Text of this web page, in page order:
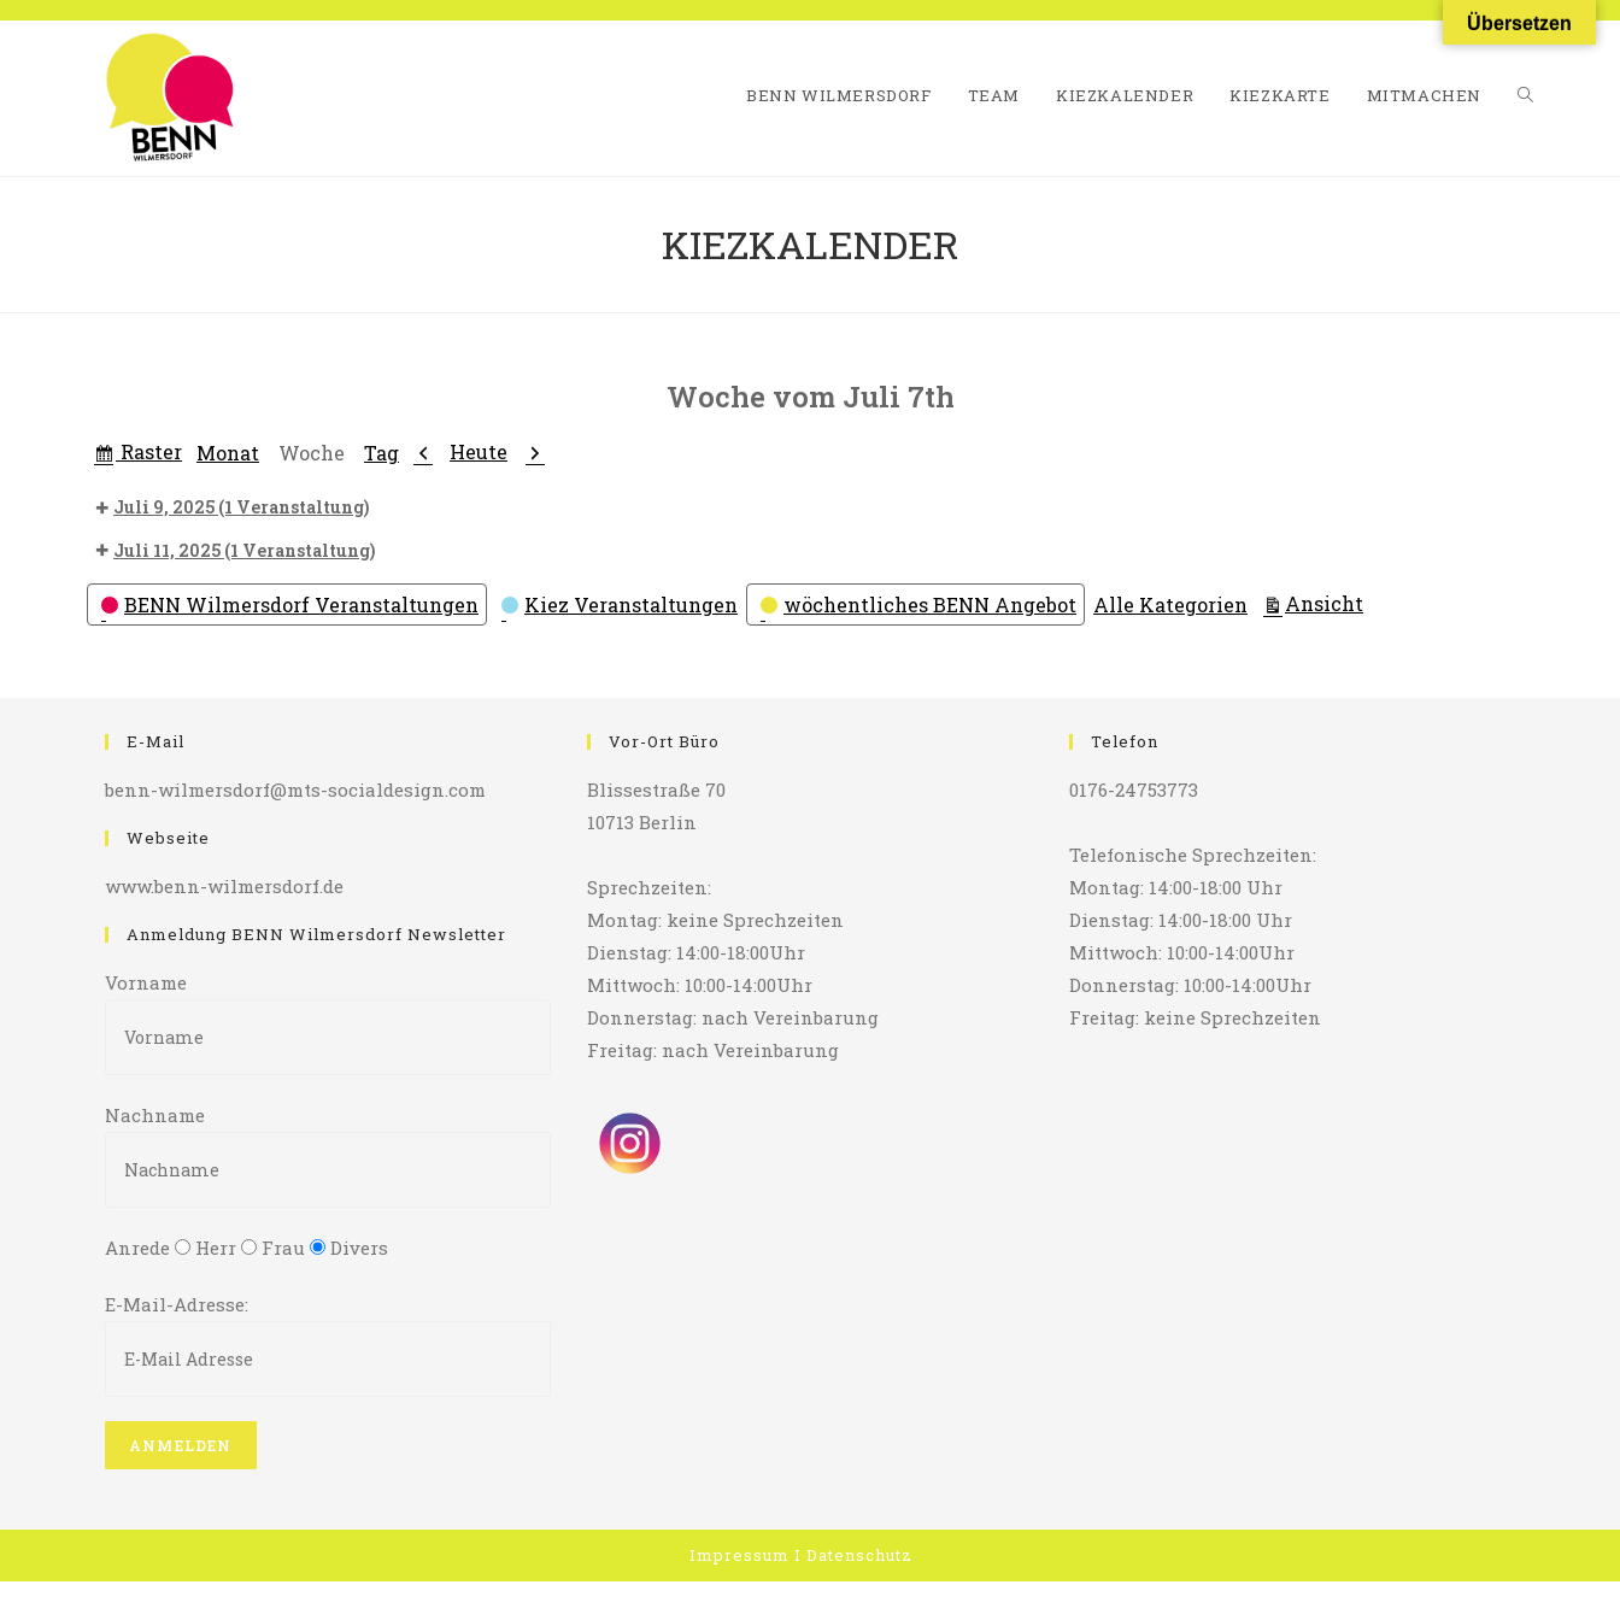
BENN WILMERSDORF TEAM KIEZKALENDER KIEZKARTE MITMACHEN WEBSITE-
KIEZKALENDER
Woche vom Juli 7th
Anzeigen
Raster Monat Woche Tag Zurück
Heute Weiter
Juli 9, 2025 (1 Veranstaltung)
Juli 11, 2025 (1 Veranstaltung)
Kategorien
BENN Wilmersdorf Veranstaltungen Kiez Veranstaltungen wöchentliches BENN Angebot Alle Kategorien Ansicht
E-Mail
benn-wilmersdorf@mts-socialdesign.com
Webseite
www.benn-wilmersdorf.de
Anmeldung BENN Wilmersdorf Newsletter
Vorname
Nachname
Anrede Herr Frau Divers
E-Mail-Adresse:
Vor-Ort Büro
Blissestraße 70
10713 Berlin
Sprechzeiten:
Montag: keine Sprechzeiten
Dienstag: 14:00-18:00Uhr
Mittwoch: 10:00-14:00Uhr
Donnerstag: nach Vereinbarung
Freitag: nach Vereinbarung
Telefon
0176-24753773
Telefonische Sprechzeiten:
Montag: 14:00-18:00 Uhr
Dienstag: 14:00-18:00 Uhr
Mittwoch: 10:00-14:00Uhr
Donnerstag: 10:00-14:00Uhr
Freitag: keine Sprechzeiten
Impressum I Datenschutz
Übersetzen